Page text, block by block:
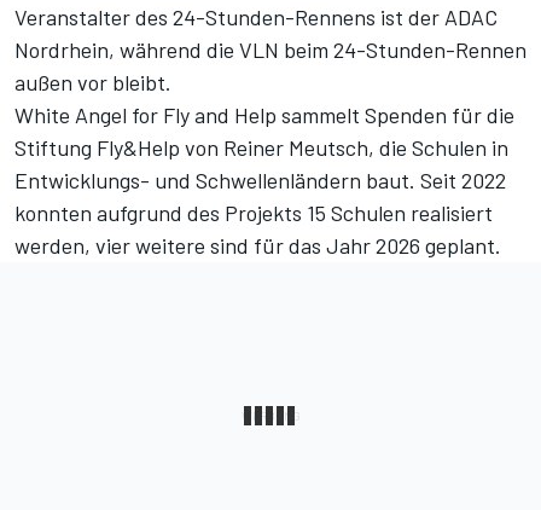
Veranstalter des 24-Stunden-Rennens ist der ADAC
Nordrhein, während die VLN beim 24-Stunden-Rennen
außen vor bleibt.
White Angel for Fly and Help sammelt Spenden für die
Stiftung Fly&Help von Reiner Meutsch, die Schulen in
Entwicklungs- und Schwellenländern baut. Seit 2022
konnten aufgrund des Projekts 15 Schulen realisiert
werden, vier weitere sind für das Jahr 2026 geplant.